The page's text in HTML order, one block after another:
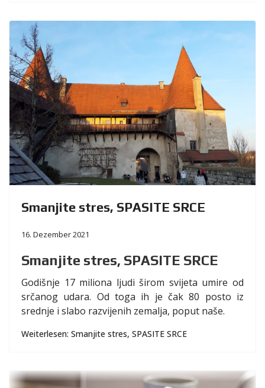
Smanjite stres, SPASITE SRCE
16. Dezember 2021
Smanjite stres, SPASITE SRCE
Godišnje 17 miliona ljudi širom svijeta umire od
srčanog udara. Od toga ih je čak 80 posto iz
srednje i slabo razvijenih zemalja, poput naše.
Weiterlesen: Smanjite stres, SPASITE SRCE